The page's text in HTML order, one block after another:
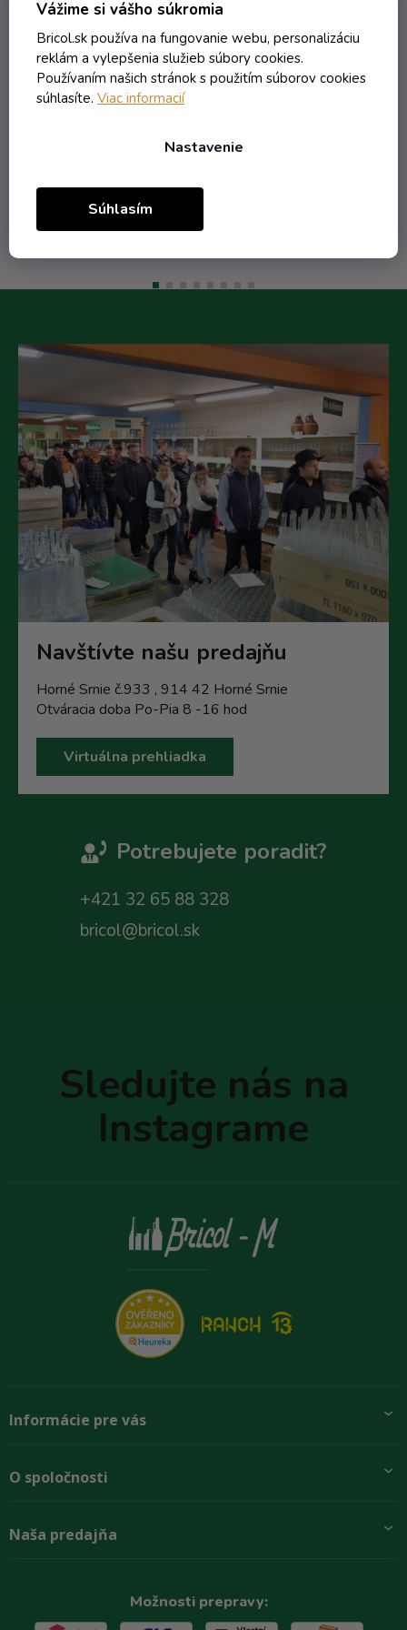
Vážime si vášho súkromia
Bricol.sk používa na fungovanie webu, personalizáciu
reklám a vylepšenia služieb súbory cookies.
Používaním našich stránok s použitím súborov cookies
súhlasíte. Viac informacií
Nastavenie
Súhlasím
+ obtisk slivky 3 s lístkom
Externý sklad - dodanie do 10 dní
2,72 €/ ks
Navštívte našu predajňu
Horné Srnie č.933 , 914 42 Horné Srnie
Otváracia doba Po-Pia 8 -16 hod
Virtuálna prehliadka
Potrebujete poradit?
+421 32 65 88 328
bricol@bricol.sk
Sledujte nás na
Instagrame
Informácie pre vás
Preprava a platba
Rady zákazníkom
O spoločnosti
O firme
Naša predajňa
Možnosti prepravy: